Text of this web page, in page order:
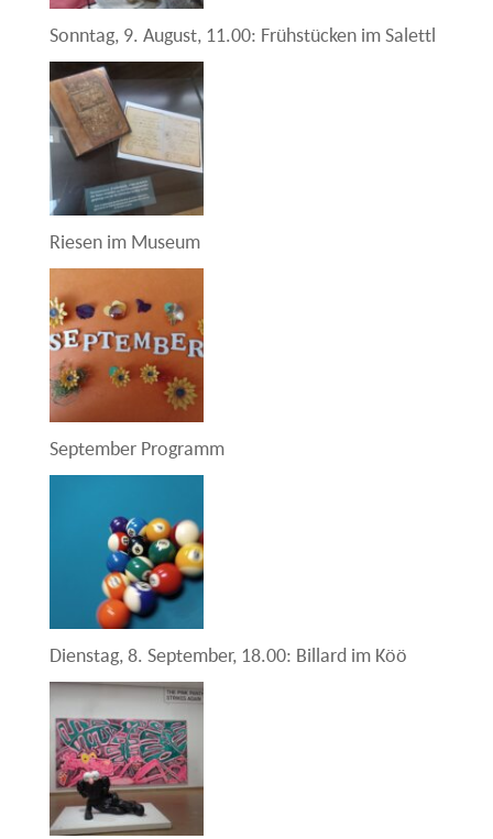
Sonntag, 9. August, 11.00: Frühstücken im Salettl
Riesen im Museum
September Programm
Dienstag, 8. September, 18.00: Billard im Köö